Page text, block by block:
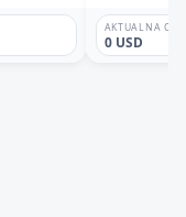
AKTUALNA
0 USD